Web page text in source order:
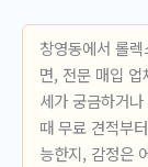
창영동에서 롤
면, 전문 매입
세가 궁금하거
때 무료 견적부
능한지, 감정은